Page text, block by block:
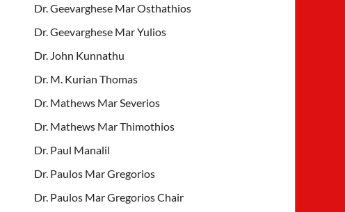
Dr. Geevarghese Mar Osthathios
Dr. Geevarghese Mar Yulios
Dr. John Kunnathu
Dr. M. Kurian Thomas
Dr. Mathews Mar Severios
Dr. Mathews Mar Thimothios
Dr. Paul Manalil
Dr. Paulos Mar Gregorios
Dr. Paulos Mar Gregorios Chair